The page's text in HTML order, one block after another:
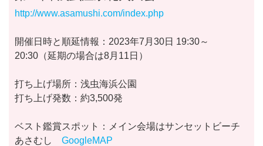
http://www.asamushi.com/index.php
開催日時と順延情報：2023年7月30日 19:30～
20:30（延期の場合は8月11日）
打ち上げ場所：浅虫海浜公園
打ち上げ発数：約3,500発
ベスト鑑賞スポット：メイン会場はサンセットビーチ
あさむし GoogleMAP